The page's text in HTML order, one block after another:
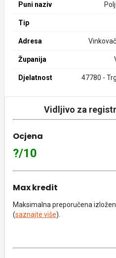
Puni naziv
Tip
Adresa
Županija
Djelatnost
47780 -
Vidljivo za
Ocjena
?/10
Max kredit
Maksimalna preporučena
(saznajte više).